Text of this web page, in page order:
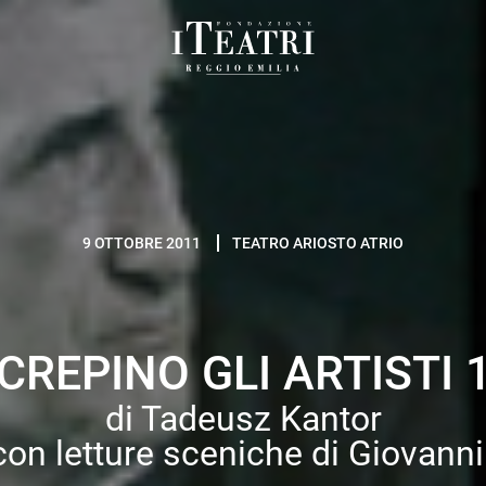
9 OTTOBRE 2011 TEATRO ARIOSTO ATRIO
GLI ARTISTI 1
di Tadeusz Kantor
letture sceniche di